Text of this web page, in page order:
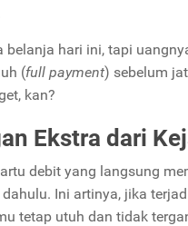
belanja hari ini, tapi
(full payment) sebelum
kan?
Ekstra dari
debit yang langsung
Ini artinya, jika
tetap utuh dan tidak